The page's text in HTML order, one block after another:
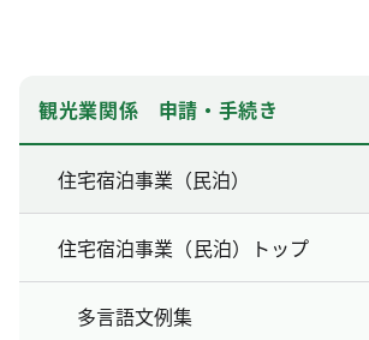
観光業関係 申請・手続き
住宅宿泊事業（民泊）
住宅宿泊事業（民泊）トップ
多言語文例集